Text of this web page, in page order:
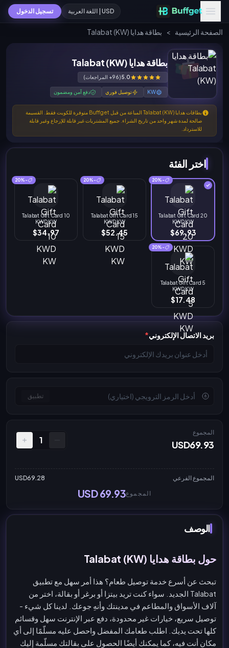
USD | اللغة العربية تسجيل الدخول
الصفحة الرئيسية > بطاقة هدايا Talabat (KW)
بطاقة هدايا Talabat (KW)
5.0(96+ المراجعات)
KW توصيل فوري دفع آمن ومضمون
بطاقات هدايا Talabat (KW) المباعة من قبل Buffget متوفرة للكويت فقط. القسيمة
صالحة لمدة شهر واحد من تاريخ الشراء. جميع المشتريات غير قابلة للإرجاع وغير قابلة
للاسترداد.
اختر الفئة
-20%
Talabat Gift Card 20
KWD KW
$69.93
-20%
Talabat Gift Card 15
KWD KW
$52.45
-20%
Talabat Gift Card 10
KWD KW
$34.97
-20%
Talabat Gift Card 5
KWD KW
$17.48
بريد الاتصال الإلكتروني*
تطبيق
المجموع
USD69.93
1
المجموع الفرعي
USD69.28
المجموعUSD 69.93
الوصف
حول بطاقة هدايا Talabat (KW)
تبحث عن أسرع خدمة توصيل طعام؟ هذا أمر سهل مع تطبيق
Talabat الجديد. سواء كنت تريد بيتزا أو برغر أو بقالة، اختر من
آلاف الأسواق والمطاعم في مدينتك وأنهِ جوعك. لدينا كل شيء -
توصيل سريع، خيارات غير محدودة، دفع عبر الإنترنت سهل وقسائم
كلها تحت يديك. اطلب طعامك المفضل واحصل عليه مسلّمًا إلى أي
مكان أنت فيه، كما يمكنك أيضًا الحصول على بقالتك مسلّمة إليك